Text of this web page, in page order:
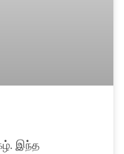
இந்த